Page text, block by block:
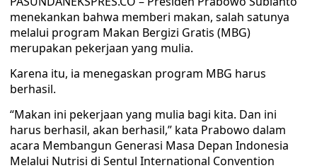
menekankan bahwa memberi makan, salah satunya
melalui program Makan Bergizi Gratis (MBG)
merupakan pekerjaan yang mulia.
Karena itu, ia menegaskan program MBG harus
berhasil.
“Makan ini pekerjaan yang mulia bagi kita. Dan ini
harus berhasil, akan berhasil,” kata Prabowo dalam
acara Membangun Generasi Masa Depan Indonesia
Melalui Nutrisi di Sentul International Convention